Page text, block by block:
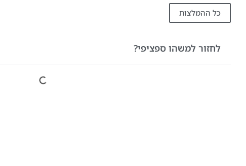
כל ההמלצות
לחזור למשהו ספציפי?